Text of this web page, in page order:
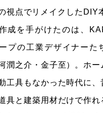
視点でリメイクしたDIY
成を手がけたのは、
プの工業デザイナーた
潤之介・金子至）。ホー
工具もなかった時代に、
具と建築用材だけで作れ